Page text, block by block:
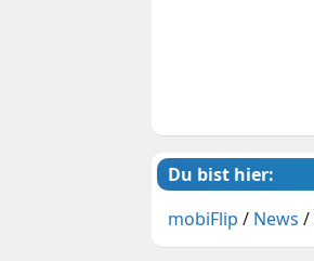
Du bist hier:
mobiFlip / News /